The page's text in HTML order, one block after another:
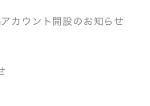
カウント開設のお知らせ